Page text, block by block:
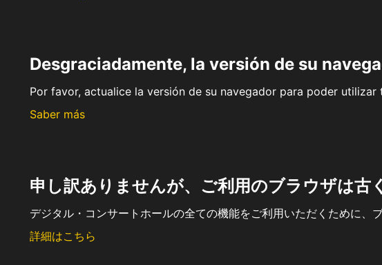
Desgraciadamente, la versión de su
Por favor, actualice la versión de su navegador para poder
Saber más
申し訳ありませんが、ご利用のブラウザは古
デジタル・コンサートホールの全ての機能をご利用いただくために、
詳細はこちら